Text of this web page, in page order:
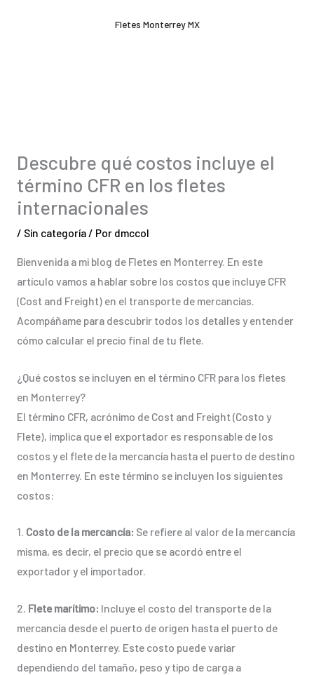
Fletes Monterrey MX
Descubre qué costos incluye el
término CFR en los fletes
internacionales
/ Sin categoría/ Por dmccol
Bienvenida a mi blog de Fletes en Monterrey. En este
artículo vamos a hablar sobre los costos que incluye CFR
(Cost and Freight) en el transporte de mercancías.
Acompáñame para descubrir todos los detalles y entender
cómo calcular el precio final de tu flete.
¿Qué costos se incluyen en el término CFR para los fletes
en Monterrey?
El término CFR, acrónimo de Cost and Freight (Costo y
Flete), implica que el exportador es responsable de los
costos y el flete de la mercancía hasta el puerto de destino
en Monterrey. En este término se incluyen los siguientes
costos:
1. Costo de la mercancía: Se refiere al valor de la mercancía
misma, es decir, el precio que se acordó entre el
exportador y el importador.
2. Flete marítimo: Incluye el costo del transporte de la
mercancía desde el puerto de origen hasta el puerto de
destino en Monterrey. Este costo puede variar
dependiendo del tamaño, peso y tipo de carga a